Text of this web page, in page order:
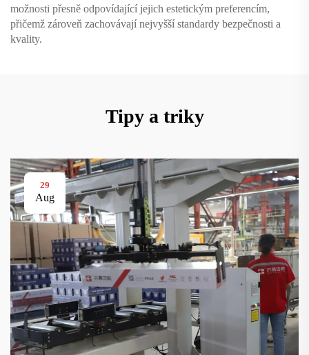
možnosti přesně odpovídající jejich estetickým preferencím,
přičemž zároveň zachovávají nejvyšší standardy bezpečnosti a
kvality.
Tipy a triky
29
Aug